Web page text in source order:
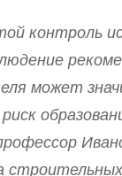
контроль
может